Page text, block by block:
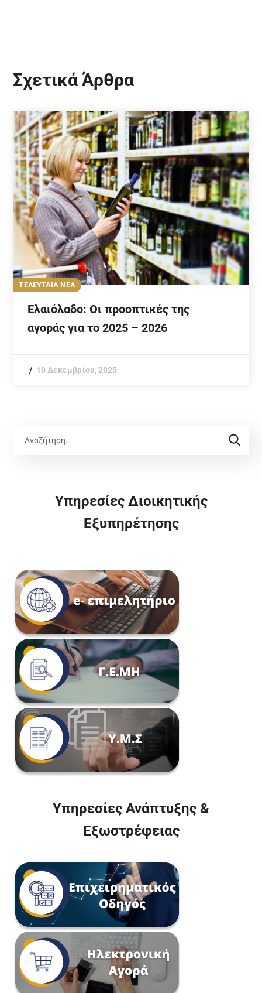
Σχετικά Άρθρα
ΤΕΛΕΥΤΑΙΑ ΝΕΑ
Ελαιόλαδο: Οι προοπτικές της
αγοράς για το 2025 – 2026
10 Δεκεμβρίου, 2025
Υπηρεσίες Διοικητικής
Εξυπηρέτησης
Υπηρεσίες Ανάπτυξης &
Εξωστρέφειας